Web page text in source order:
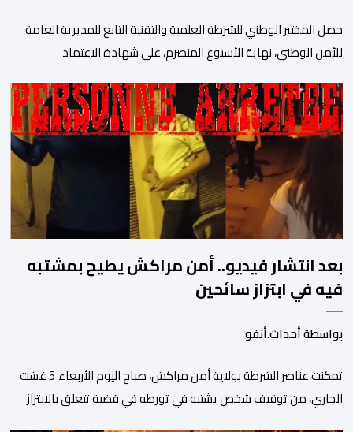
حصل المختبر الوطني للشرطة العلمية والتقنية التابع للمديرية العامة
للأمن الوطني، نهاية الأسبوع المنصرم، على شهادة الاعتماد
مختلف التخصصات والخبرات الشرعية، بما فيها فروع البيولوجيا والكيمياء،
وتدقيق وفحص الوثائق، والحرائق والمتفجرات، وكذا الآثار الرقمية
والمخدرات والمواد السمومية.وكانت المنظمة الأمريكية للاعتماد
والتقييس ″The ANSI National Accreditation Board″، المختصة […]
بعد انتشار فيديو.. أمن مراكش يطيح بمشتبه
فيه في ابتزاز سائحين
بواسطة أحداث.أنفو
تمكنت عناصر الشرطة بولاية أمن مراكش، صباح اليوم الأربعاء 5 غشت
الجاري، من توقيف شخص يشتبه في تورطه في قضية تتعلق بالابتزاز